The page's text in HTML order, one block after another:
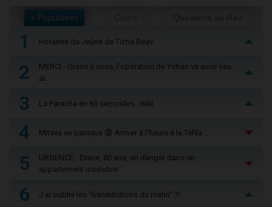
+ Populaires
1 Horaires du Jeûne de Ticha Béav
2
MERCI - Grâce à vous, l'opération de Yohan va avoir lieu
🙏
3 La Paracha en 60 secondes : Réé
4 Mitsva en panique 😨 Arriver à l'heure à la Téfila
5
URGENCE - Diane, 80 ans, en danger dans un
appartement insalubre
6 J'ai oublié les "bénédictions du matin" ?!